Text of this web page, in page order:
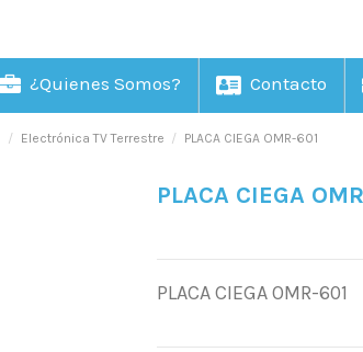
¿Quienes Somos? Contacto
Electrónica TV Terrestre PLACA CIEGA OMR-601
PLACA CIEGA
PLACA CIEGA OMR-601